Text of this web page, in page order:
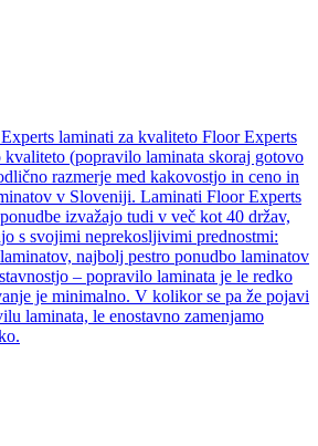
laminati za kvaliteto Floor Experts
(popravilo laminata skoraj gotovo
razmerje med kakovostjo in ceno in
v Sloveniji. Laminati Floor Experts
izvažajo tudi v več kot 40 držav,
s svojimi neprekosljivimi prednostmi:
najbolj pestro ponudbo laminatov
– popravilo laminata je le redko
je minimalno. V kolikor se pa že pojavi
laminata, le enostavno zamenjamo